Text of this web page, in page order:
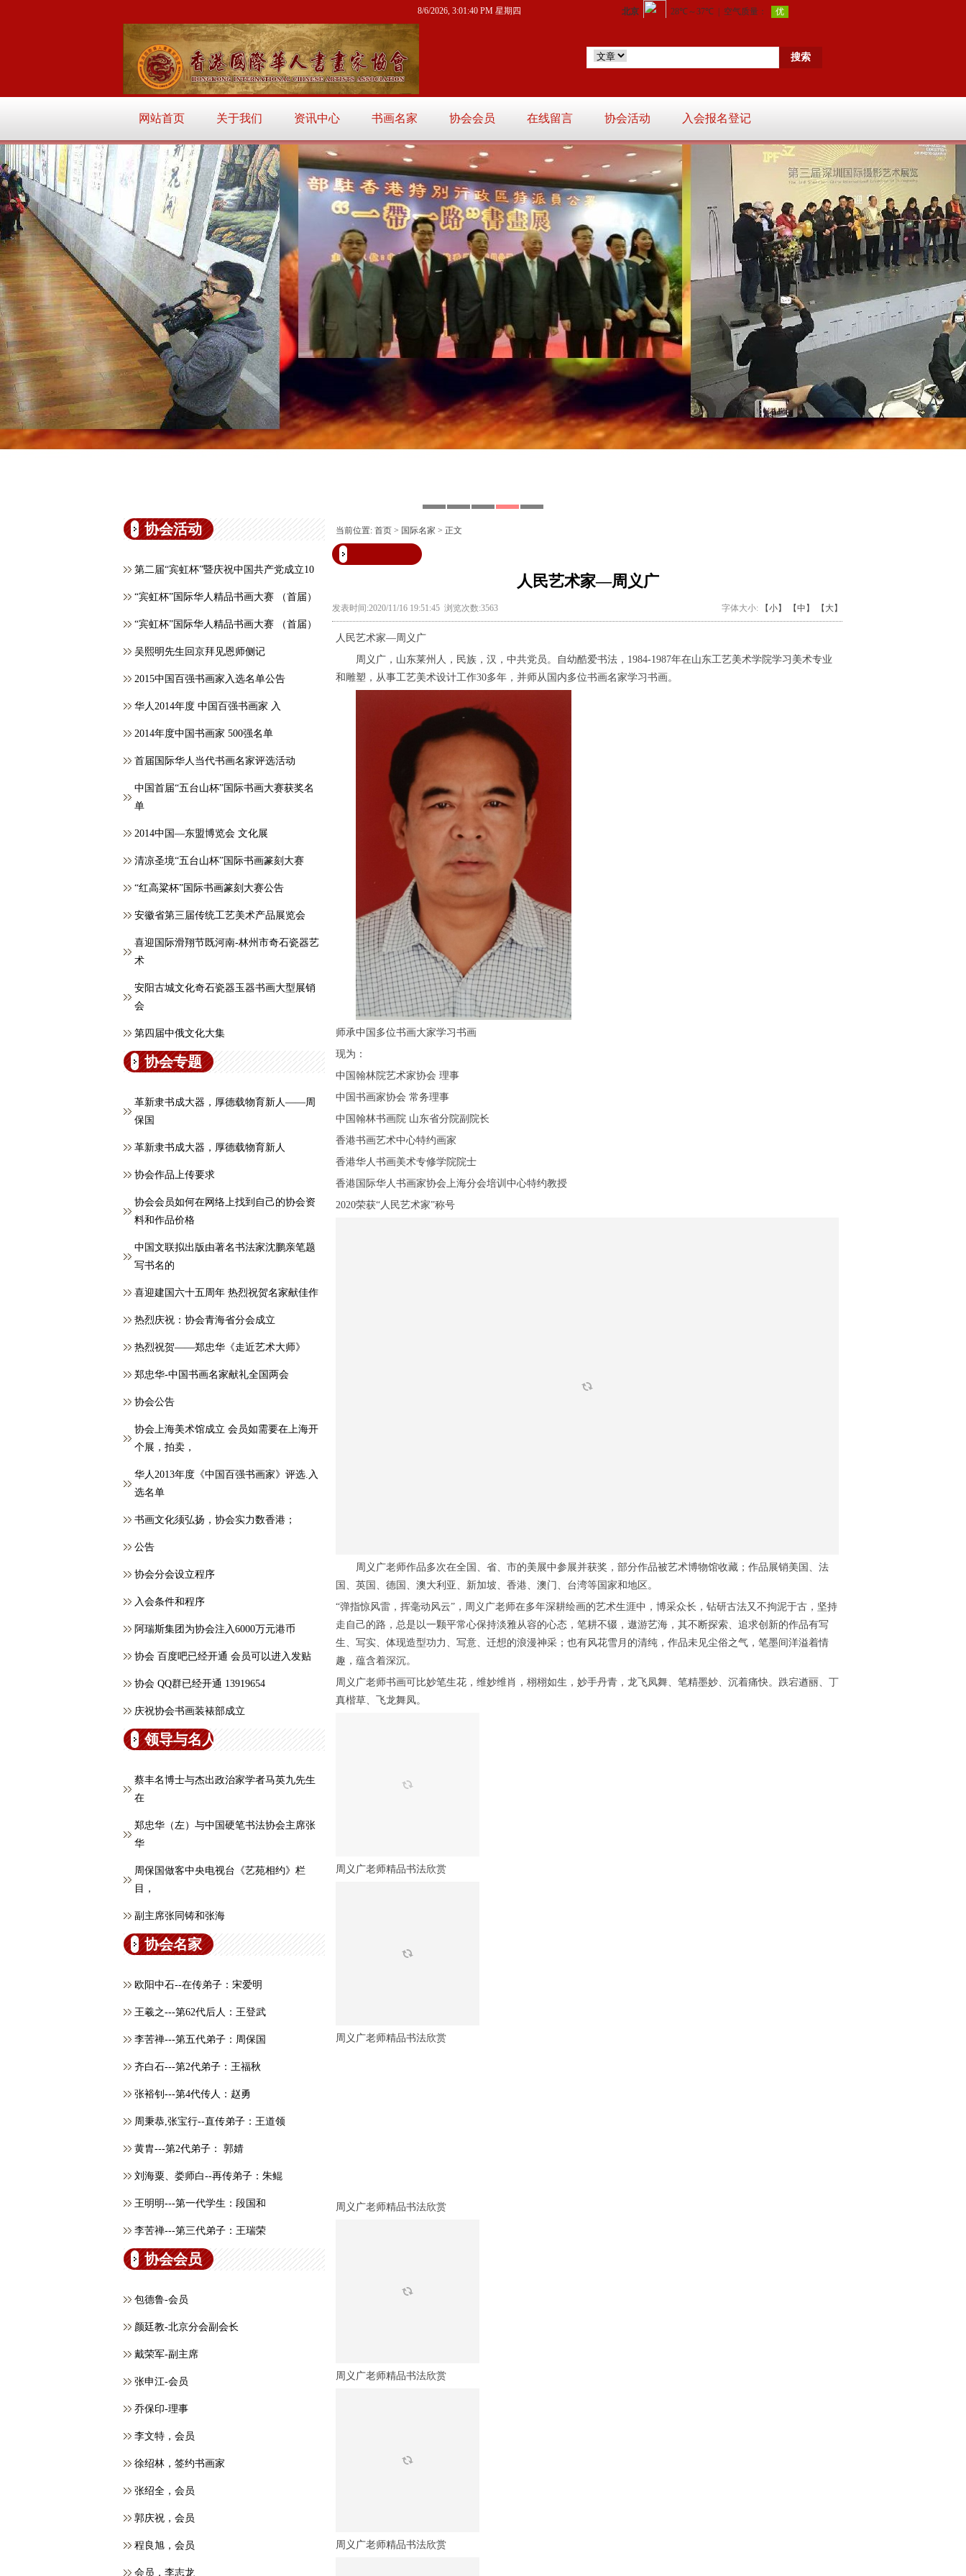
网站首页 关于我们 资讯中心 书画名家 协会会员 在线留言 协会活动 入会报名登记
8/6/2026, 3:01:41 PM 星期四
2 3
协会活动
第二届“宾虹杯”暨庆祝中国共产党成立10
“宾虹杯”国际华人精品书画大赛 （首届）
“宾虹杯”国际华人精品书画大赛 （首届）
吴熙明先生回京拜见恩师侧记
2015中国百强书画家入选名单公告
华人2014年度 中国百强书画家 入
2014年度中国书画家 500强名单
首届国际华人当代书画名家评选活动
中国首届“五台山杯”国际书画大赛获奖名
单
2014中国—东盟博览会 文化展
清凉圣境“五台山杯”国际书画篆刻大赛
“红高粱杯”国际书画篆刻大赛公告
安徽省第三届传统工艺美术产品展览会
喜迎国际滑翔节既河南-林州市奇石瓷器艺
术
安阳古城文化奇石瓷器玉器书画大型展销
会
第四届中俄文化大集
协会专题
革新隶书成大器，厚德载物育新人——周
保国
革新隶书成大器，厚德载物育新人
协会作品上传要求
协会会员如何在网络上找到自己的协会资
料和作品价格
中国文联拟出版由著名书法家沈鹏亲笔题
写书名的
喜迎建国六十五周年 热烈祝贺名家献佳作
热烈庆祝：协会青海省分会成立
热烈祝贺——郑忠华《走近艺术大师》
郑忠华-中国书画名家献礼全国两会
协会公告
协会上海美术馆成立 会员如需要在上海开
个展，拍卖，
华人2013年度《中国百强书画家》评选.入
选名单
书画文化须弘扬，协会实力数香港；
公告
协会分会设立程序
入会条件和程序
阿瑞斯集团为协会注入6000万元港币
协会 百度吧已经开通 会员可以进入发贴
协会 QQ群已经开通 13919654
庆祝协会书画装裱部成立
领导与名人
蔡丰名博士与杰出政治家学者马英九先生
在
郑忠华（左）与中国硬笔书法协会主席张
华
周保国做客中央电视台《艺苑相约》栏
目，
副主席张同铸和张海
协会名家
欧阳中石--在传弟子：宋爱明
王羲之---第62代后人：王登武
李苦禅---第五代弟子：周保国
齐白石---第2代弟子：王福秋
张裕钊---第4代传人：赵勇
周秉恭,张宝行--直传弟子：王道领
黄胄---第2代弟子： 郭婧
刘海粟、娄师白--再传弟子：朱鲲
王明明---第一代学生：段国和
李苦禅---第三代弟子：王瑞荣
协会会员
包德鲁-会员
颜廷教-北京分会副会长
戴荣军-副主席
张申江-会员
乔保印-理事
李文特，会员
徐绍林，签约书画家
张绍全，会员
郭庆祝，会员
程良旭，会员
会员，​李志龙
当前位置: 首页 > 国际名家 > 正文
人民艺术家—周义广
发表时间:2020/11/16 19:51:45 浏览次数:3563 字体大小: 【小】 【中】 【大】
人民艺术家—周义广
周义广，山东莱州人，民族，汉，中共党员。自幼酷爱书法，1984-1987年在山东工艺美术学院学习美术专业
和雕塑，从事工艺美术设计工作30多年，并师从国内多位书画名家学习书画。
师承中国多位书画大家学习书画
现为：
中国翰林院艺术家协会 理事
中国书画家协会 常务理事
中国翰林书画院 山东省分院副院长
香港书画艺术中心特约画家
香港华人书画美术专修学院院士
香港国际华人书画家协会上海分会培训中心特约教授
2020荣获“人民艺术家”称号
周义广老师作品多次在全国、省、市的美展中参展并获奖，部分作品被艺术博物馆收藏；作品展销美国、法
国、英国、德国、澳大利亚、新加坡、香港、澳门、台湾等国家和地区。
“弹指惊风雷，挥毫动风云”，周义广老师在多年深耕绘画的艺术生涯中，博采众长，钻研古法又不拘泥于古，坚持
走自己的路，总是以一颗平常心保持淡雅从容的心态，笔耕不辍，遨游艺海，其不断探索、追求创新的作品有写
生、写实、体现造型功力、写意、迁想的浪漫神采；也有风花雪月的清纯，作品未见尘俗之气，笔墨间洋溢着情
趣，蕴含着深沉。
周义广老师书画可比妙笔生花，维妙维肖，栩栩如生，妙手丹青，龙飞凤舞、笔精墨妙、沉着痛快。跌宕遒丽、丁
真楷草、飞龙舞凤。